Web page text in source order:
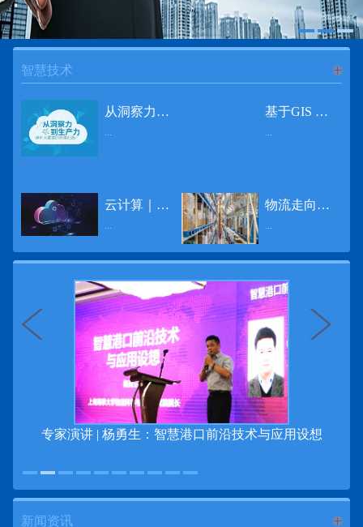
智慧技术
从洞察力到生产力 伊利大数据的价值创造
...
基于GIS 的小城市交通网络分析研究
...
云计算｜边缘计算将为物联网行业带来巨大增长
...
物流走向未来的“魔法师”
...
专家演讲 | 杨勇生：智慧港口前沿技术与应用设想
新闻资讯